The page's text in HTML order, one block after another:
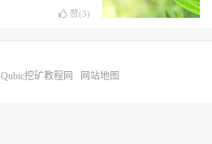
赞(3)
Qubic挖矿教程网 网站地图